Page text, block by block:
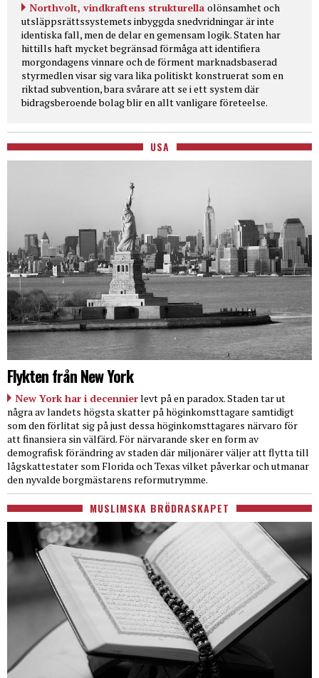
Northvolt, vindkraftens strukturella olönsamhet och
utsläppsrättssystemets inbyggda snedvridningar är inte
identiska fall, men de delar en gemensam logik. Staten har
hittills haft mycket begränsad förmåga att identifiera
morgondagens vinnare och de förment marknadsbaserad
styrmedlen visar sig vara lika politiskt konstruerat som en
riktad subvention, bara svårare att se i ett system där
bidragsberoende bolag blir en allt vanligare företeelse.
USA
Flykten från New York
New York har i decennierlevt på en paradox. Staden tar ut
några av landets högsta skatter på höginkomsttagare samtidigt
som den förlitat sig på just dessa höginkomsttagares närvaro för
att finansiera sin välfärd. För närvarande sker en form av
demografisk förändring av staden där miljonärer väljer att flytta till
lågskattestater som Florida och Texas vilket påverkar och utmanar
den nyvalde borgmästarens reformutrymme.
MUSLIMSKA BRÖDRASKAPET